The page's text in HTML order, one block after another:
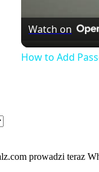
Watch on
How to Add
prowadzi teraz